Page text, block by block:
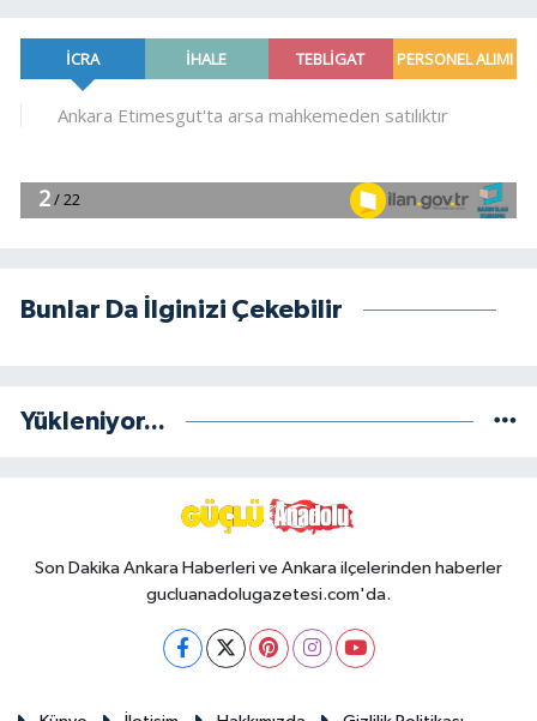
Bunlar Da İlginizi Çekebilir
Yükleniyor...
Son Dakika Ankara Haberleri ve Ankara ilçelerinden haberler
gucluanadolugazetesi.com'da.